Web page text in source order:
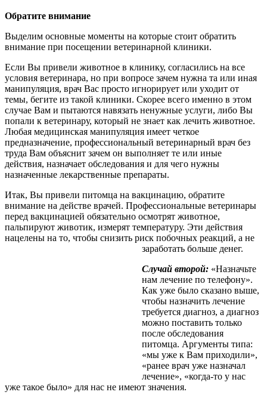
Обратите внимание
Выделим основные моменты на которые стоит обратить
внимание при посещении ветеринарной клиники.
Если Вы привели животное в клинику, согласились на все
условия ветеринара, но при вопросе зачем нужна та или иная
манипуляция, врач Вас просто игнорирует или уходит от
темы, бегите из такой клиники. Скорее всего именно в этом
случае Вам и пытаются навязать ненужные услуги, либо Вы
попали к ветеринару, который не знает как лечить животное.
Любая медицинская манипуляция имеет четкое
предназначение, профессиональный ветеринарный врач без
труда Вам объяснит зачем он выполняет те или иные
действия, назначает обследования и для чего нужны
назначенные лекарственные препараты.
Итак, Вы привели питомца на вакцинацию, обратите
внимание на действе врачей. Профессиональные ветеринары
перед вакцинацией обязательно осмотрят животное,
пальпируют животик, измерят температуру. Эти действия
нацелены на то, чтобы снизить риск побочных реакций, а не
заработать больше денег.
Случай второй: «Назначьте
нам лечение по телефону».
Как уже было сказано выше,
чтобы назначить лечение
требуется диагноз, а диагноз
можно поставить только
после обследования
питомца. Аргументы типа:
«мы уже к Вам приходили»,
«ранее врач уже назначал
лечение», «когда-то у нас
уже такое было» для нас не имеют значения.